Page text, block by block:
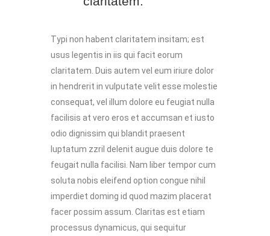
Typi non habent claritatem insitam; est
usus legentis in iis qui facit eorum
claritatem. Duis autem vel eum iriure dolor
in hendrerit in vulputate velit esse molestie
consequat, vel illum dolore eu feugiat nulla
facilisis at vero eros et accumsan et iusto
odio dignissim qui blandit praesent
luptatum zzril delenit augue duis dolore te
feugait nulla facilisi. Nam liber tempor cum
soluta nobis eleifend option congue nihil
imperdiet doming id quod mazim placerat
facer possim assum. Claritas est etiam
processus dynamicus, qui sequitur